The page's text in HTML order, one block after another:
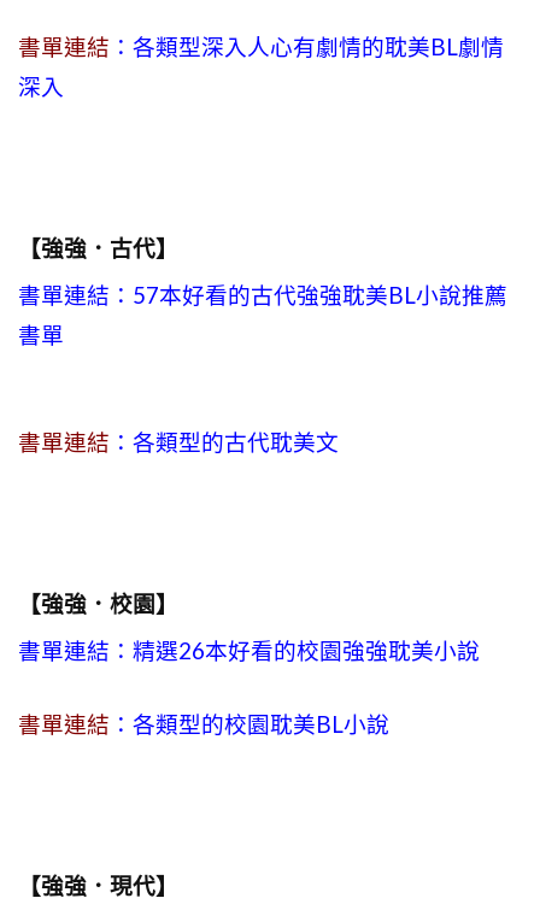
書單連結 ：各類型深入人心有劇情的耽美BL劇情
深入
【強強．古代】
書單連結：57本好看的古代強強耽美BL小說推薦
書單
書單連結 ：各類型的古代耽美文
【強強．校園】
書單連結：精選26本好看的校園強強耽美小說
書單連結 ：各類型的校園耽美BL小說
【強強．現代】